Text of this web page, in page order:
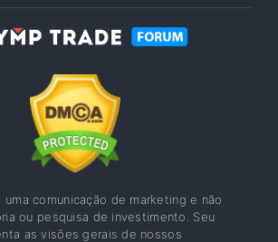
uma comunicação de marketing e não
ou pesquisa de investimento. Seu
as visões gerais de nossos